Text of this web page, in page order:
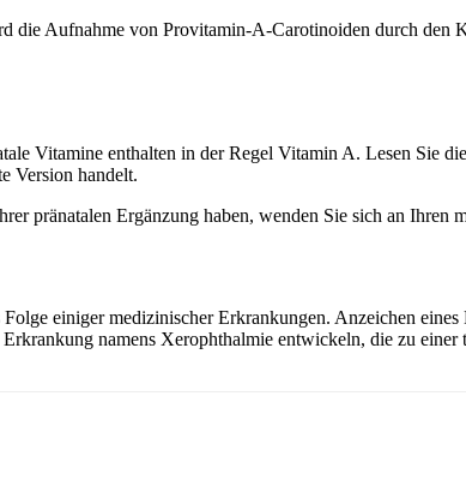
Aufnahme von Provitamin-A-Carotinoiden durch den
Vitamine enthalten in der Regel Vitamin A. Lesen Sie
Version handelt.
pränatalen Ergänzung haben, wenden Sie sich an Ihren
einiger medizinischer Erkrankungen. Anzeichen eines
namens Xerophthalmie entwickeln, die zu